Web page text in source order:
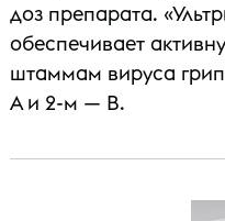
доз препарата.
обеспечивает
штаммам вируса
A и 2-м — B.